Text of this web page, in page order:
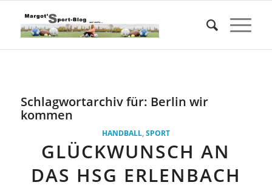
Schlagwortarchiv für: Berlin wir
kommen
HANDBALL, SPORT
GLÜCKWUNSCH AN
DAS HSG ERLENBACH